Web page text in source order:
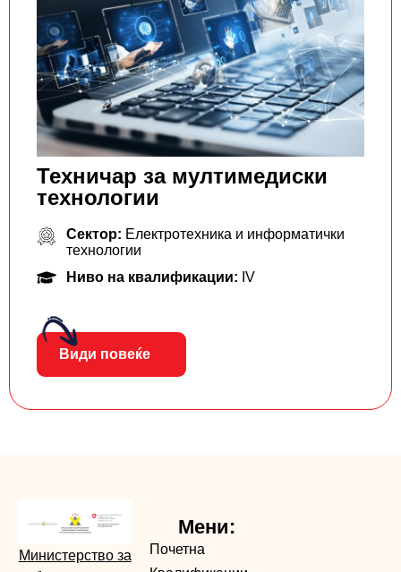
Техничар за мултимедиски
технологии
Сектор: Електротехника и информатички
технологии
Ниво на квалификации: IV
Види повеќе
Министерство за
Мени:
Почетна